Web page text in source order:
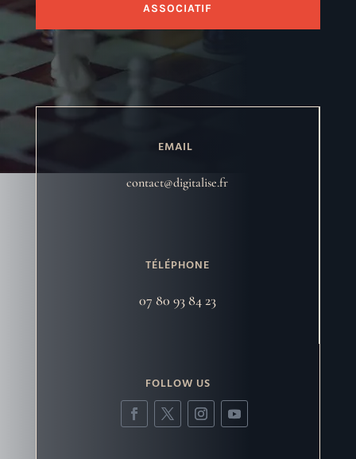
ASSOCIATIF
EMAIL
contact@digitalise.fr
TÉLÉPHONE
07 80 93 84 23
FOLLOW US